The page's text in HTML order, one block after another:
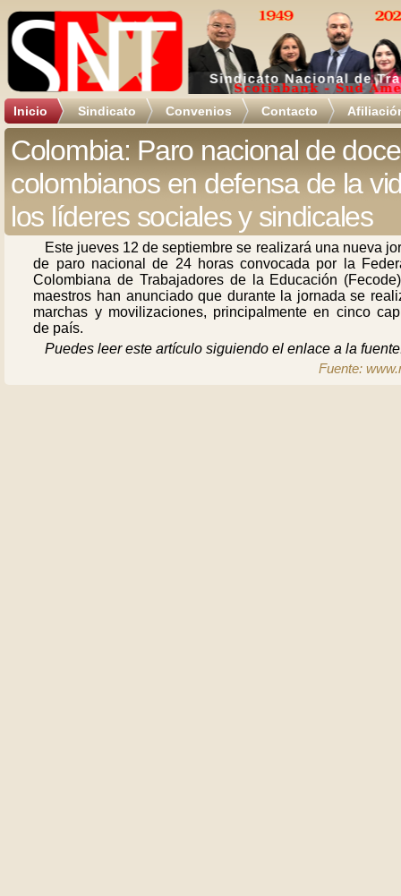
Inicio Sindicato Convenios Contacto
Colombia: Paro nacional de
colombianos en defensa de la
los líderes sociales y sindicales
Este jueves 12 de septiembre se realizará una nueva
de paro nacional de 24 horas convocada por la
Colombiana de Trabajadores de la Educación
maestros han anunciado que durante la jornada se
marchas y movilizaciones, principalmente en cinco
de país.
Puedes leer este artículo siguiendo el enlace a la
Fuente: